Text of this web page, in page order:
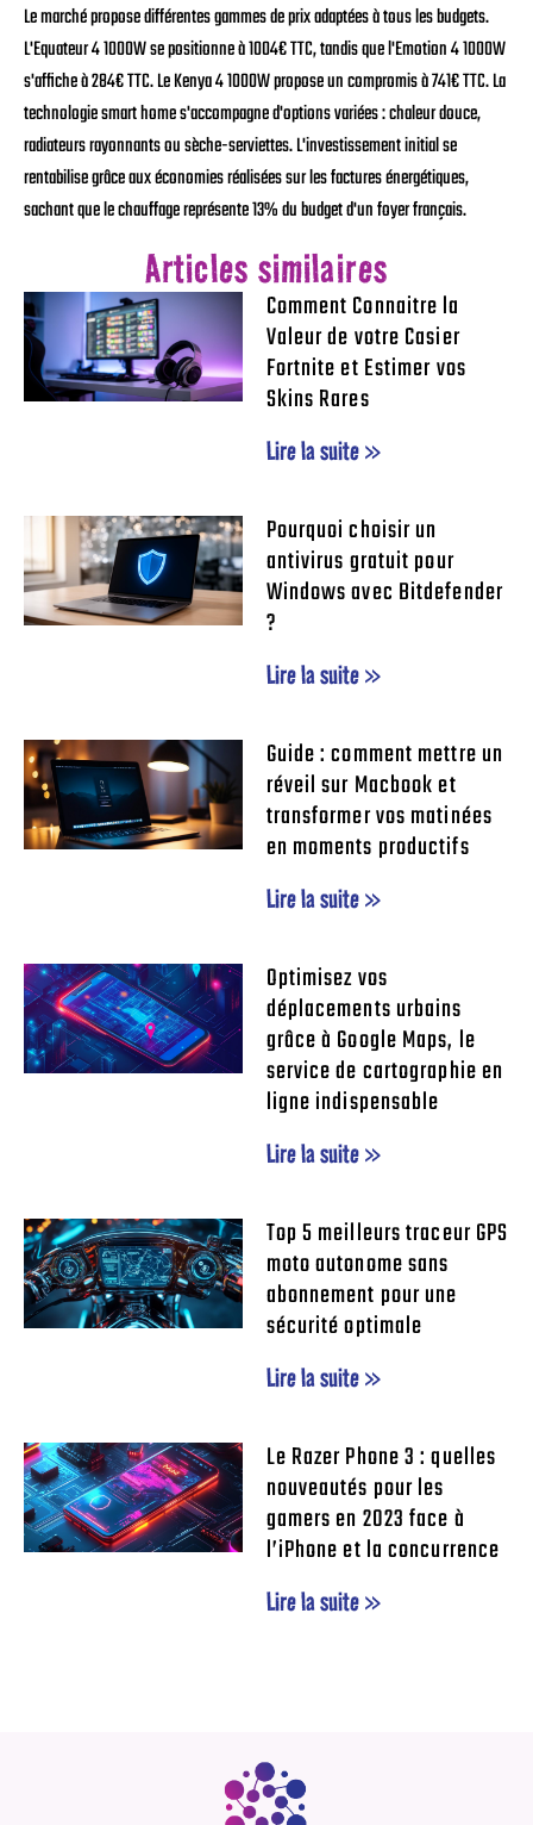
Le marché propose différentes gammes de prix adaptées à tous les budgets.
L'Equateur 4 1000W se positionne à 1004€ TTC, tandis que l'Emotion 4 1000W
s'affiche à 284€ TTC. Le Kenya 4 1000W propose un compromis à 741€ TTC. La
technologie smart home s'accompagne d'options variées : chaleur douce,
radiateurs rayonnants ou sèche-serviettes. L'investissement initial se
rentabilise grâce aux économies réalisées sur les factures énergétiques,
sachant que le chauffage représente 13% du budget d'un foyer français.
Articles similaires
Comment Connaitre la
Valeur de votre Casier
Fortnite et Estimer vos
Skins Rares
Lire la suite »
Pourquoi choisir un
antivirus gratuit pour
Windows avec Bitdefender
?
Lire la suite »
Guide : comment mettre un
réveil sur Macbook et
transformer vos matinées
en moments productifs
Lire la suite »
Optimisez vos
déplacements urbains
grâce à Google Maps, le
service de cartographie en
ligne indispensable
Lire la suite »
Top 5 meilleurs traceur GPS
moto autonome sans
abonnement pour une
sécurité optimale
Lire la suite »
Le Razer Phone 3 : quelles
nouveautés pour les
gamers en 2023 face à
l’iPhone et la concurrence
Lire la suite »